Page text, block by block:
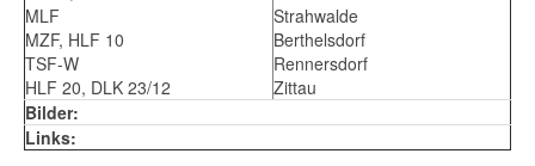
MLF
MZF, HLF 10
TSF-W
HLF 20, DLK 23/12
Strahwalde
Berthelsdorf
Rennersdorf
Zittau
Bilder:
Links: